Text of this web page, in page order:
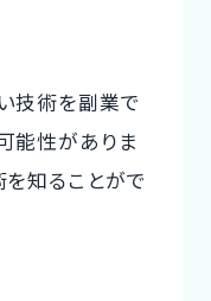
技術を副業で
能性がありま
知ることがで